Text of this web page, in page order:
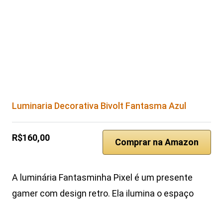
Luminaria Decorativa Bivolt Fantasma Azul
R$160,00 Comprar na Amazon
A luminária Fantasminha Pixel é um presente
gamer com design retro. Ela ilumina o espaço